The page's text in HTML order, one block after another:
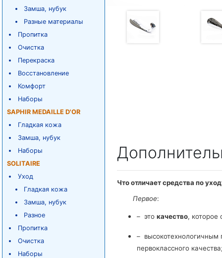
Замша, нубук
Разные материалы
Пропитка
Очистка
Перекраска
Восстановление
Комфорт
Наборы
SAPHIR MEDAILLE D'OR
Гладкая кожа
Замша, нубук
Наборы
SOLITAIRE
Уход
Гладкая кожа
Замша, нубук
Разное
Пропитка
Очистка
Наборы
Что отличает средства по
Первое:
– это качество, которое
– высокотехнологичным
первоклассного